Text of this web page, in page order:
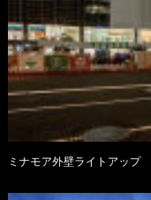
ミナモア外壁ライトアップ